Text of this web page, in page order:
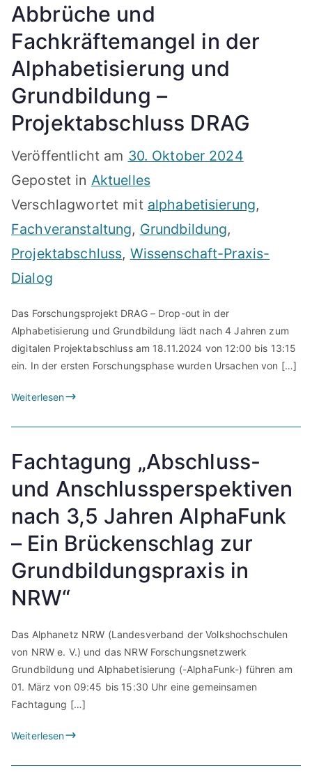
Abbrüche und
Fachkräftemangel in der
Alphabetisierung und
Grundbildung –
Projektabschluss DRAG
Veröffentlicht am 30. Oktober 2024
Gepostet in Aktuelles
Verschlagwortet mit alphabetisierung,
Fachveranstaltung, Grundbildung,
Projektabschluss, Wissenschaft-Praxis-
Dialog
Das Forschungsprojekt DRAG – Drop-out in der
Alphabetisierung und Grundbildung lädt nach 4 Jahren zum
digitalen Projektabschluss am 18.11.2024 von 12:00 bis 13:15
ein. In der ersten Forschungsphase wurden Ursachen von […]
Weiterlesen
Fachtagung „Abschluss-
und Anschlussperspektiven
nach 3,5 Jahren AlphaFunk
– Ein Brückenschlag zur
Grundbildungspraxis in
NRW“
Das Alphanetz NRW (Landesverband der Volkshochschulen
von NRW e. V.) und das NRW Forschungsnetzwerk
Grundbildung und Alphabetisierung (-AlphaFunk-) führen am
01. März von 09:45 bis 15:30 Uhr eine gemeinsamen
Fachtagung […]
Weiterlesen